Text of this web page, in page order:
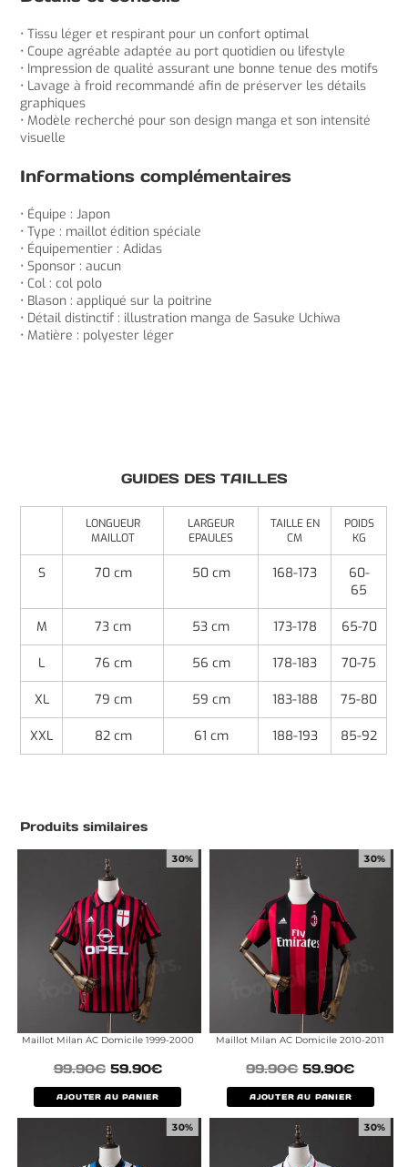
• Tissu léger et respirant pour un confort optimal
• Coupe agréable adaptée au port quotidien ou lifestyle
• Impression de qualité assurant une bonne tenue des motifs
• Lavage à froid recommandé afin de préserver les détails
graphiques
• Modèle recherché pour son design manga et son intensité
visuelle
Informations complémentaires
• Équipe : Japon
• Type : maillot édition spéciale
• Équipementier : Adidas
• Sponsor : aucun
• Col : col polo
• Blason : appliqué sur la poitrine
• Détail distinctif : illustration manga de Sasuke Uchiwa
• Matière : polyester léger
GUIDES DES TAILLES
LONGUEUR
MAILLOT
LARGEUR
EPAULES
TAILLE EN
CM
POIDS
KG
S 70 cm 50 cm 168-173
60-
65
M 73 cm 53 cm 173-178 65-70
L 76 cm 56 cm 178-183 70-75
XL 79 cm 59 cm 183-188 75-80
XXL 82 cm 61 cm 188-193 85-92
Produits similaires
30%
Maillot Milan AC Domicile 1999-2000
99.90€ 59.90€
AJOUTER AU PANIER
30%
Maillot Milan AC Domicile 2010-2011
99.90€ 59.90€
AJOUTER AU PANIER
30% 30%